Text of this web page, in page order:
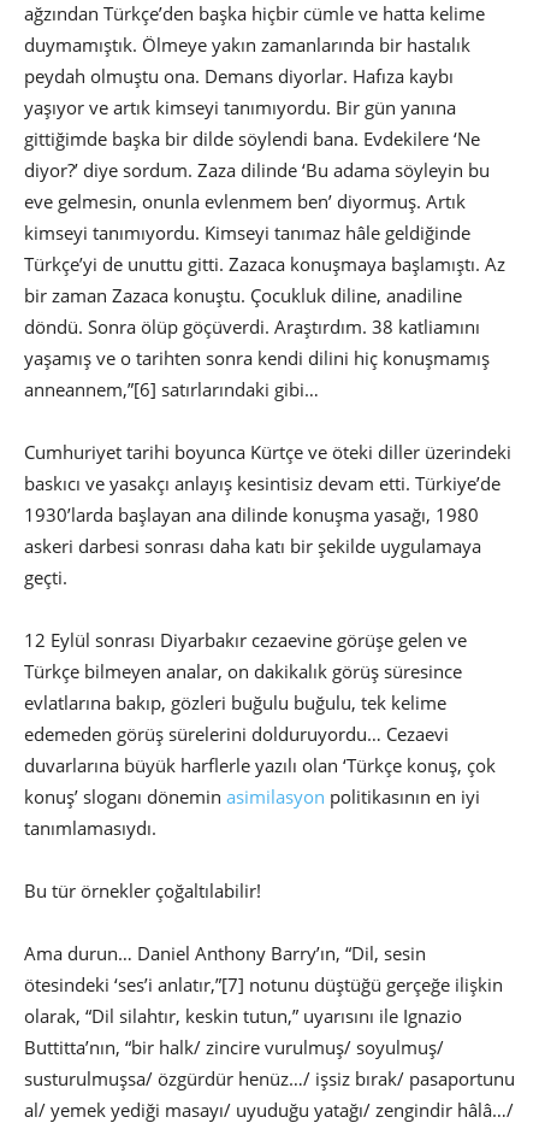
ağzından Türkçe’den başka hiçbir cümle ve hatta kelime
duymamıştık. Ölmeye yakın zamanlarında bir hastalık
peydah olmuştu ona. Demans diyorlar. Hafıza kaybı
yaşıyor ve artık kimseyi tanımıyordu. Bir gün yanına
gittiğimde başka bir dilde söylendi bana. Evdekilere ‘Ne
diyor?’ diye sordum. Zaza dilinde ‘Bu adama söyleyin bu
eve gelmesin, onunla evlenmem ben’ diyormuş. Artık
kimseyi tanımıyordu. Kimseyi tanımaz hâle geldiğinde
Türkçe’yi de unuttu gitti. Zazaca konuşmaya başlamıştı. Az
bir zaman Zazaca konuştu. Çocukluk diline, anadiline
döndü. Sonra ölüp göçüverdi. Araştırdım. 38 katliamını
yaşamış ve o tarihten sonra kendi dilini hiç konuşmamış
anneannem,”[6] satırlarındaki gibi…
Cumhuriyet tarihi boyunca Kürtçe ve öteki diller üzerindeki
baskıcı ve yasakçı anlayış kesintisiz devam etti. Türkiye’de
1930’larda başlayan ana dilinde konuşma yasağı, 1980
askeri darbesi sonrası daha katı bir şekilde uygulamaya
geçti.
12 Eylül sonrası Diyarbakır cezaevine görüşe gelen ve
Türkçe bilmeyen analar, on dakikalık görüş süresince
evlatlarına bakıp, gözleri buğulu buğulu, tek kelime
edemeden görüş sürelerini dolduruyordu… Cezaevi
duvarlarına büyük harflerle yazılı olan ‘Türkçe konuş, çok
konuş’ sloganı dönemin asimilasyon politikasının en iyi
tanımlamasıydı.
Bu tür örnekler çoğaltılabilir!
Ama durun… Daniel Anthony Barry’ın, “Dil, sesin
ötesindeki ‘ses’i anlatır,”[7] notunu düştüğü gerçeğe ilişkin
olarak, “Dil silahtır, keskin tutun,” uyarısını ile Ignazio
Buttitta’nın, “bir halk/ zincire vurulmuş/ soyulmuş/
susturulmuşsa/ özgürdür henüz…/ işsiz bırak/ pasaportunu
al/ yemek yediği masayı/ uyuduğu yatağı/ zengindir hâlâ…/